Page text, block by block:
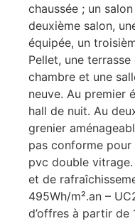
chaussée ; un
deuxième salon,
équipée, un
Pellet, une
chambre et une
neuve. Au premier
hall de nuit. Au
grenier
pas conforme pour
pvc double
et de
495Wh/m².an –
d’offres à partir